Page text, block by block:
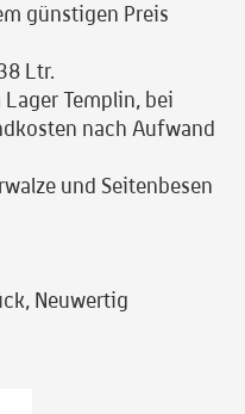
günstigen Preis
Ltr.
Templin, bei
nach Aufwand
und Seitenbesen
Neuwertig